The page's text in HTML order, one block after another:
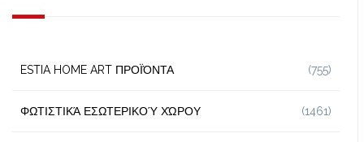
ESTIA HOME ART ΠΡΟΪΌΝΤΑ (755)
ΦΩΤΙΣΤΙΚΆ ΕΣΩΤΕΡΙΚΟΎ ΧΏΡΟΥ (1461)